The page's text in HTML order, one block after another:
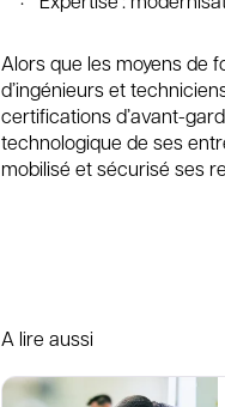
Alors que les moyens de
d’ingénieurs et
certifications d’avant-
technologique de ses
mobilisé et sécurisé ses
A lire aussi